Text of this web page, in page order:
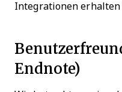
Integrationen erhalten
Endnote)